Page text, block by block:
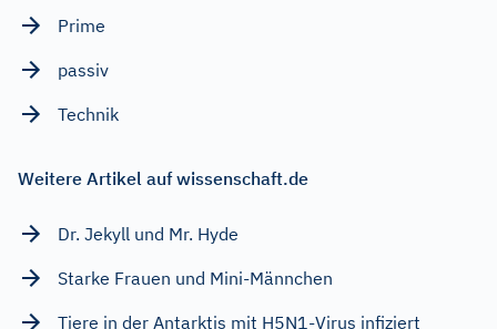
Prime
passiv
Technik
Weitere Artikel auf wissenschaft.de
Dr. Jekyll und Mr. Hyde
Starke Frauen und Mini-Männchen
Tiere in der Antarktis mit H5N1-Virus infiziert